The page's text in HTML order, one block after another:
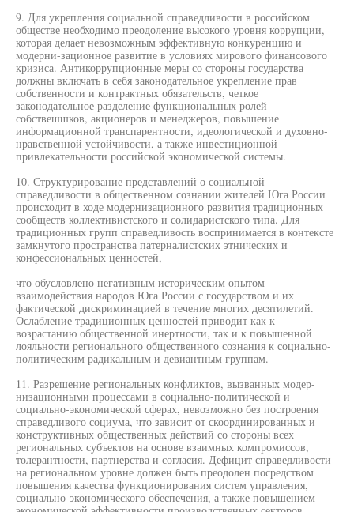
9. Для укрепления социальной справедливости в российском
обществе необходимо преодоление высокого уровня коррупции,
которая делает невозможным эффективную конкуренцию и
модерни-зационное развитие в условиях мирового финансового
кризиса. Антикоррупционные меры со стороны государства
должны включать в себя законодательное укрепление прав
собственности и контрактных обязательств, четкое
законодательное разделение функциональных ролей
собствешшков, акционеров и менеджеров, повышение
информационной транспарентности, идеологической и духовно-
нравственной устойчивости, а также инвестиционной
привлекательности российской экономической системы.
10. Структурирование представлений о социальной
справедливости в общественном сознании жителей Юга России
происходит в ходе модернизационного развития традиционных
сообществ коллективистского и солидаристского типа. Для
традиционных групп справедливость воспринимается в контексте
замкнутого пространства патерналистских этнических и
конфессиональных ценностей,
что обусловлено негативным историческим опытом
взаимодействия народов Юга России с государством и их
фактической дискриминацией в течение многих десятилетий.
Ослабление традиционных ценностей приводит как к
возрастанию общественной инертности, так и к повышенной
лояльности регионального общественного сознания к социально-
политическим радикальным и девиантным группам.
11. Разрешение региональных конфликтов, вызванных модер-
низационными процессами в социально-политической и
социально-экономической сферах, невозможно без построения
справедливого социума, что зависит от скоординированных и
конструктивных общественных действий со стороны всех
региональных субъектов на основе взаимных компромиссов,
толерантности, партнерства и согласия. Дефицит справедливости
на региональном уровне должен быть преодолен посредством
повышения качества функционирования систем управления,
социально-экономического обеспечения, а также повышением